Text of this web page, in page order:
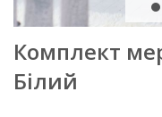
Комплект
Білий